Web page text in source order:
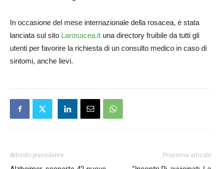
In occasione del mese internazionale della rosacea, è stata
lanciata sul sito Larosacea.it una directory fruibile da tutti gli
utenti per favorire la richiesta di un consulto medico in caso di
sintomi, anche lievi.
Articolo precedente Prossimo articolo